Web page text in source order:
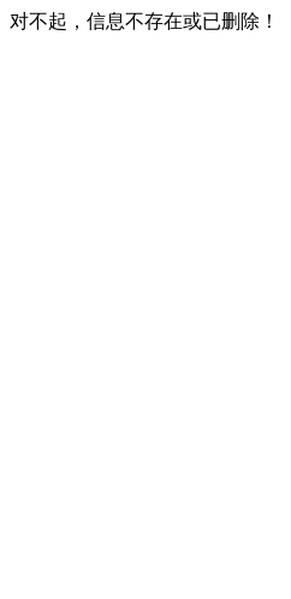
对不起，信息不存在或已删除！